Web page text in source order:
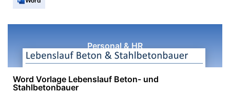
Personal & HR
Word Vorlage Lebenslauf Beton- und
Stahlbetonbauer